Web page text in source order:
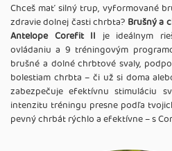
Chceš mať silný trup, vyformované
zdravie dolnej časti chrbta? Brušný a
Antelope Corefit II je ideálnym
ovládaniu a 9 tréningovým
brušné a dolné chrbtové svaly,
bolestiam chrbta – či už si doma
zabezpečuje efektívnu stimuláciu
intenzitu tréningu presne podľa
pevný chrbát rýchlo a efektívne – s